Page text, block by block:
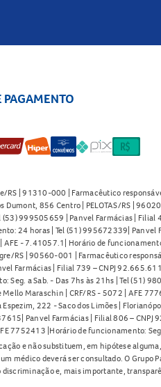
PAGAMENTO
| 91310-000 | Farmacêutico
856 Centro | PELOTAS/RS |
999505659 | Panvel Farmácias |
24 horas | Tel (51) 995672339|
- 7.41057.1| Horário de
| 90560-001 | Farmacêutico
Farmácias | Filial 739 – CNPJ
a Sab. - Das 7hs às 21hs | Tel (51)
Maraschin | CRF/RS - 5072 | AFE
222 - Saco dos Limões |
Panvel Farmácias | Filial 806 –
7752413 |Horário de funcionamento:
e não substituem, em hipótese
deverá ser consultado. O Grupo
e, mais importante,